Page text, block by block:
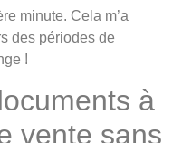
minute. Cela m’a
des périodes de
!
à
vente sans